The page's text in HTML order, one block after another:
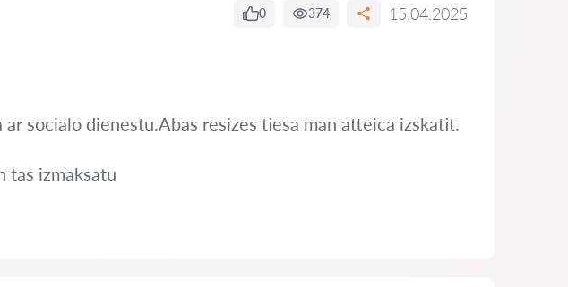
0 374 15.04.2025
socialo dienestu.Abas resizes tiesa man atteica izskatit.
tas izmaksatu